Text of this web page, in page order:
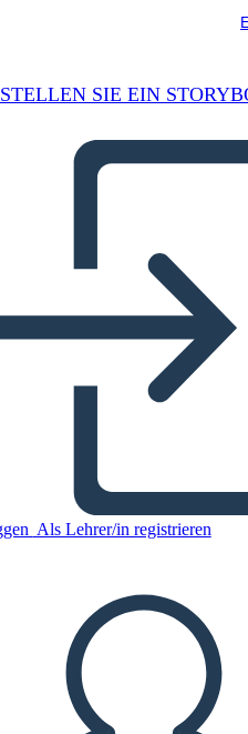
SIE EIN
Als Lehrer/in registrieren
Storyboard
EIN STORYBOARD
LIES MIR VOR